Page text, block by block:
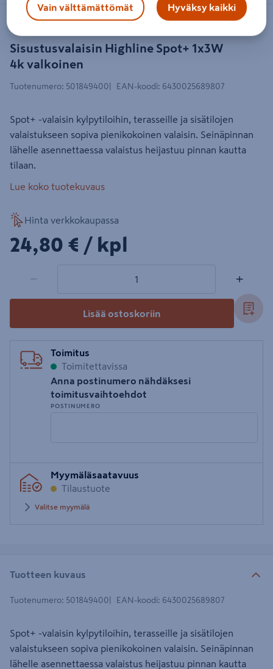
Sisustusvalaisin Highline Spot+ 1x3W
4k valkoinen
Tuotenumero: 501849400 EAN-koodi: 6430025689807
Spot+ -valaisin kylpytiloihin, terasseille ja sisätilojen
valaistukseen sopiva pienikokoinen valaisin. Seinäpinnan
lähelle asennettaessa valaistus heijastuu pinnan kautta
tilaan.
Lue koko tuotekuvaus
Hinta verkkokaupassa
24,80€/kpl
24,80 € / kpl
− +
Lisää ostoskoriin
Toimitus
Toimitettavissa
Anna postinumero nähdäksesi
toimitusvaihtoehdot
POSTINUMERO
postinumero
Myymäläsaatavuus
Tilaustuote
Valitse myymälä
Tuotteen kuvaus
Tuotenumero: 501849400 EAN-koodi: 6430025689807
Spot+ -valaisin kylpytiloihin, terasseille ja sisätilojen
valaistukseen sopiva pienikokoinen valaisin. Seinäpinnan
lähelle asennettaessa valaistus heijastuu pinnan kautta
Vain välttämättömät Hyväksy kaikki